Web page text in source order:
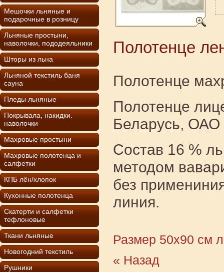
Мешочки льняные и
подарочные в розницу
Льняные простыни,
наволочки, пододеяльники
Шторы из льна
Льняной текстиль баня
сауна
Пледы льняные
Покрывала, накидки.
наволочки
Махровые простыни
Махровые полотенца и
салфетки
КПБ лён/хлопок
Кухонные полотенца
Скатерти и салфетки
тефлоновые
Ткани льняные
Новогодний текстиль
Рушники
Полотенце
Полотенце
Полотенце
Беларусь, ОАО
Состав 16 %
методом
без
линия.
Размер 50х90 см
« Назад